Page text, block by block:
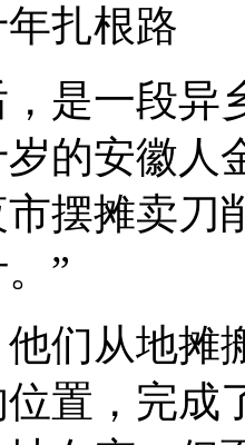
扎根路
是一段异
的安徽人
摆摊卖刀
”
他们从地摊
置，完成